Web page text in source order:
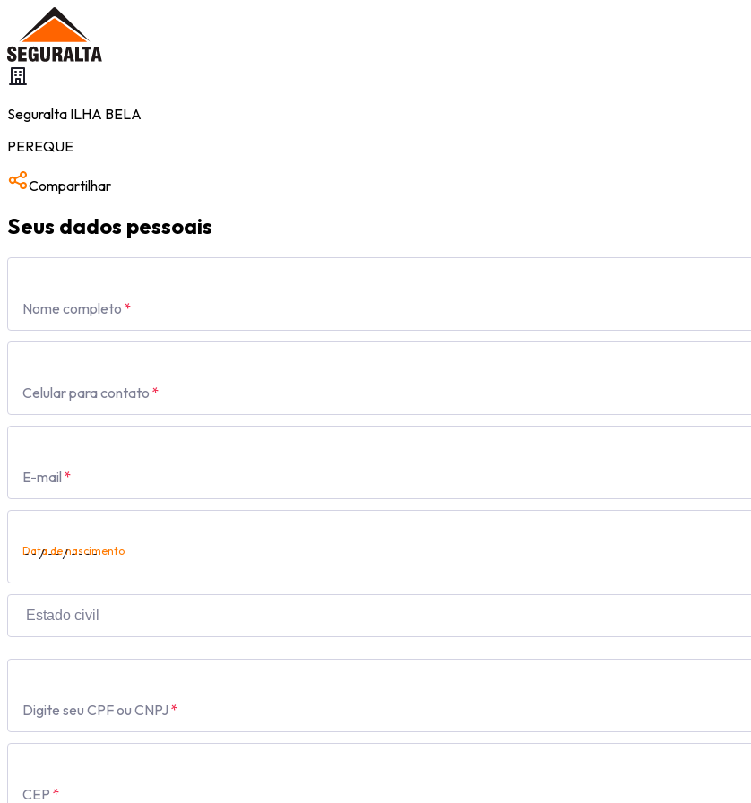
Seguralta ILHA BELA
PEREQUE
Compartilhar
Seus dados pessoais
Nome completo *
Celular para contato *
E-mail *
Data de nascimento
Digite seu CPF ou CNPJ *
CEP *